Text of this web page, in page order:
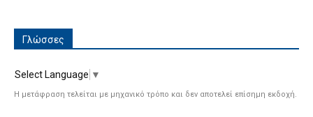
Γλώσσες
Select Language ▼
Η μετάφραση τελείται με μηχανικό τρόπο και δεν αποτελεί επίσημη εκδοχή.